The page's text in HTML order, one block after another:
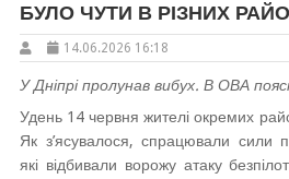
БУЛО ЧУТИ В РІЗНИХ
14.06.2026 16:18
У Дніпрі пролунав вибух. В ОВА
Удень 14 червня жителі окремих
Як з’ясувалося, спрацювали сили
які відбивали ворожу атаку